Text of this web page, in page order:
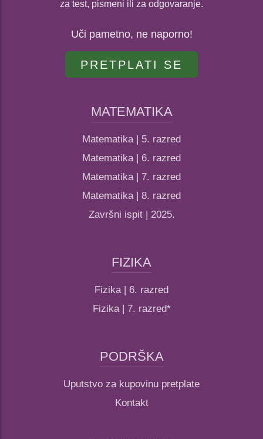
za test, pismeni ili za odgovaranje.
Uči pametno, ne naporno!
PRETPLATI SE
MATEMATIKA
Matematika | 5. razred
Matematika | 6. razred
Matematika | 7. razred
Matematika | 8. razred
Završni ispit | 2025.
FIZIKA
Fizika | 6. razred
Fizika | 7. razred*
PODRŠKA
Uputstvo za kupovinu pretplate
Kontakt